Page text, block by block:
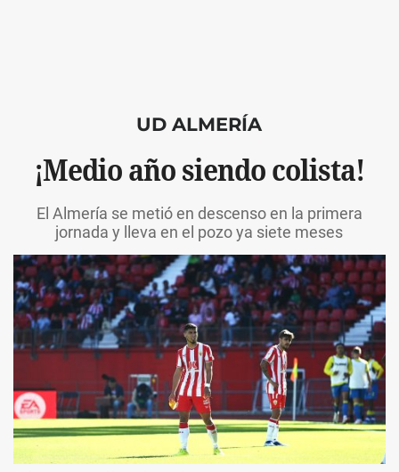
UD ALMERÍA
¡Medio año siendo colista!
El Almería se metió en descenso en la primera
jornada y lleva en el pozo ya siete meses